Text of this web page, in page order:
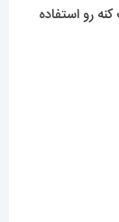
رو استفاده